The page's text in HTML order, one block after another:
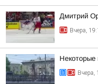
Дмитрий
Вчера,
Некоторые
Вчера,